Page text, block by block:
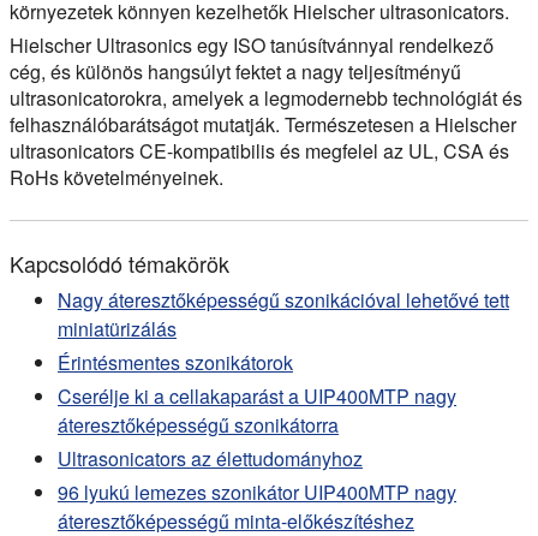
környezetek könnyen kezelhetők Hielscher ultrasonicators.
Hielscher Ultrasonics egy ISO tanúsítvánnyal rendelkező
cég, és különös hangsúlyt fektet a nagy teljesítményű
ultrasonicatorokra, amelyek a legmodernebb technológiát és
felhasználóbarátságot mutatják. Természetesen a Hielscher
ultrasonicators CE-kompatibilis és megfelel az UL, CSA és
RoHs követelményeinek.
Kapcsolódó témakörök
Nagy áteresztőképességű szonikációval lehetővé tett
miniatürizálás
Érintésmentes szonikátorok
Cserélje ki a cellakaparást a UIP400MTP nagy
áteresztőképességű szonikátorra
Ultrasonicators az élettudományhoz
96 lyukú lemezes szonikátor UIP400MTP nagy
áteresztőképességű minta-előkészítéshez